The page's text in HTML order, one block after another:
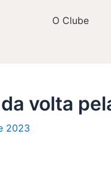
O Clube
volta
2023